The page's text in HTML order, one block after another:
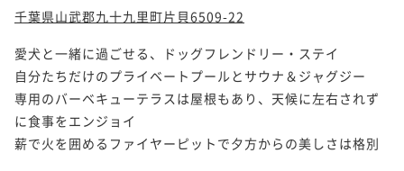
千葉県山武郡九十九里町片貝6509-22
愛犬と一緒に過ごせる、ドッグフレンドリー・ステイ
自分たちだけのプライベートプールとサウナ＆ジャグジー
専用のバーベキューテラスは屋根もあり、天候に左右されず
に食事をエンジョイ
薪で火を囲めるファイヤーピットで夕方からの美しさは格別